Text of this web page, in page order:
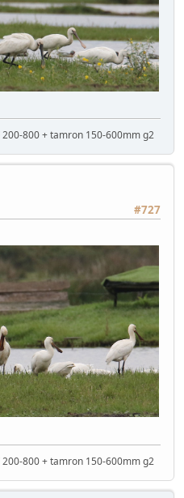
200-800 + tamron 150-600mm g2
#727
200-800 + tamron 150-600mm g2